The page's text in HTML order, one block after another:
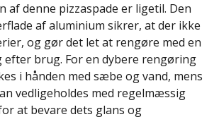
af denne pizzaspade er ligetil. Den
af aluminium sikrer, at der ikke
og gør det let at rengøre med en
brug. For en dybere rengøring
i hånden med sæbe og vand, mens
vedligeholdes med regelmæssig
at bevare dets glans og